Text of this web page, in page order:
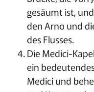
gesäumt ist,
den Arno und
des Flusses.
Die Medici-
ein
Medici und